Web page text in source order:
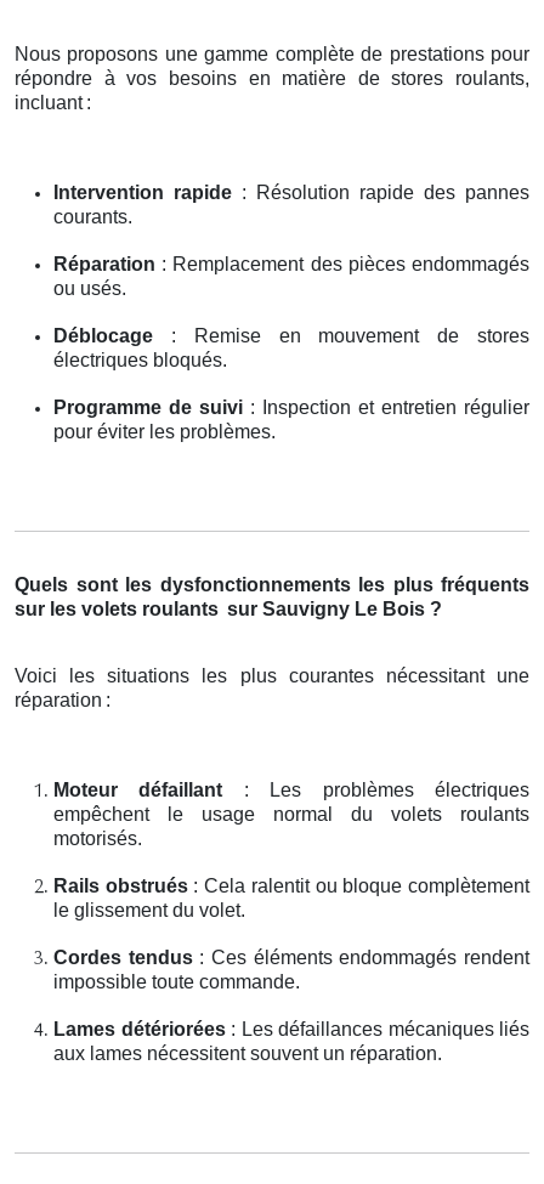
Nous proposons une gamme complète de prestations pour
répondre à vos besoins en matière de stores roulants,
incluant :
Intervention rapide : Résolution rapide des pannes
courants.
Réparation : Remplacement des pièces endommagés
ou usés.
Déblocage : Remise en mouvement de stores
électriques bloqués.
Programme de suivi : Inspection et entretien régulier
pour éviter les problèmes.
Quels sont les dysfonctionnements les plus fréquents
sur les volets roulants sur Sauvigny Le Bois ?
Voici les situations les plus courantes nécessitant une
réparation :
Moteur défaillant: Les problèmes électriques
empêchent le usage normal du volets roulants
motorisés.
Rails obstrués: Cela ralentit ou bloque complètement
le glissement du volet.
Cordes tendus: Ces éléments endommagés rendent
impossible toute commande.
Lames détériorées: Les défaillances mécaniques liés
aux lames nécessitent souvent un réparation.